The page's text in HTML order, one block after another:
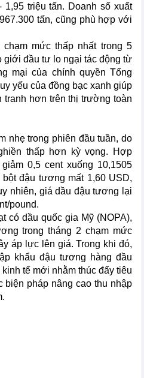
triệu tấn. Doanh số xuất
tấn, cũng phù hợp với
mức thấp nhất trong 5
giới đầu tư lo ngại tác động từ
mại của chính quyền Tổng
yếu của đồng bạc xanh giúp
tranh hơn trên thị trường toàn
nhẹ trong phiên đầu tuần, do
thấp hơn kỳ vọng. Hợp
0,5 cent xuống 10,1505
đậu tương mất 1,60 USD,
nhiên, giá dầu đậu tương lại
pound.
có dầu quốc gia Mỹ (NOPA),
trong tháng 2 chạm mức
áp lực lên giá. Trong khi đó,
khẩu đậu tương hàng đầu
tế mới nhằm thúc đẩy tiêu
biện pháp nâng cao thu nhập